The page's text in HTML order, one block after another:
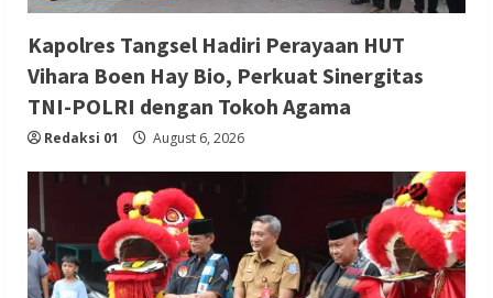
Kapolres Tangsel Hadiri Perayaan HUT
Vihara Boen Hay Bio, Perkuat Sinergitas
TNI-POLRI dengan Tokoh Agama
Redaksi 01 August 6, 2026